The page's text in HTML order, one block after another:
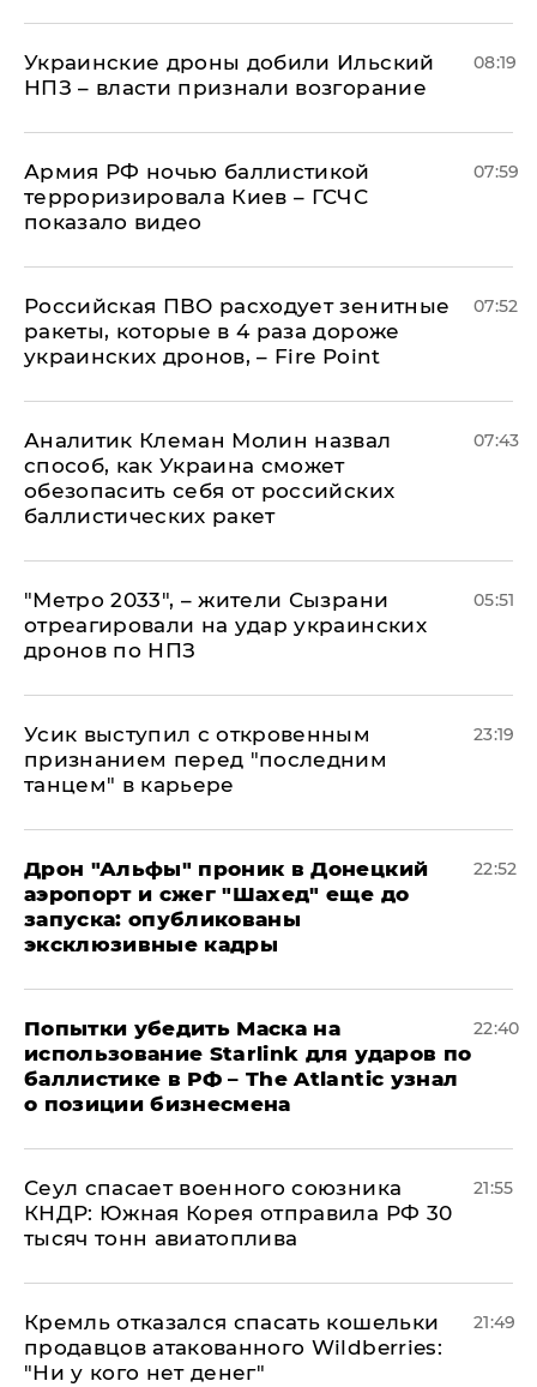
Украинские дроны добили Ильский
НПЗ – власти признали возгорание
08:19
Армия РФ ночью баллистикой
терроризировала Киев – ГСЧС
показало видео
07:59
Российская ПВО расходует зенитные
ракеты, которые в 4 раза дороже
украинских дронов, – Fire Point
07:52
Аналитик Клеман Молин назвал
способ, как Украина сможет
обезопасить себя от российских
баллистических ракет
07:43
"Метро 2033", – жители Сызрани
отреагировали на удар украинских
дронов по НПЗ
05:51
Усик выступил с откровенным
признанием перед "последним
танцем" в карьере
23:19
Дрон "Альфы" проник в Донецкий
аэропорт и сжег "Шахед" еще до
запуска: опубликованы
эксклюзивные кадры
22:52
Попытки убедить Маска на
использование Starlink для ударов по
баллистике в РФ – The Atlantic узнал
о позиции бизнесмена
22:40
​Сеул спасает военного союзника
КНДР: Южная Корея отправила РФ 30
тысяч тонн авиатоплива
21:55
Кремль отказался спасать кошельки
продавцов атакованного Wildberries:
"Ни у кого нет денег"
21:49